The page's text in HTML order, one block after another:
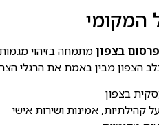
המקומי
בצפוןמתמחה בזיהוי
מבין באמת את הרגלי
בצפון
אמינות ושירות אישי